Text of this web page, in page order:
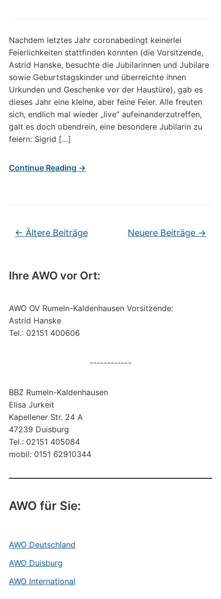
Ihre AWO vor Ort:
AWO OV Rumeln-Kaldenhausen Vorsitzende:
Astrid Hanske
Tel.: 02151 400606
------------
BBZ Rumeln-Kaldenhausen
Elisa Jurkeit
Kapellener Str. 24 A
47239 Duisburg
Tel.: 02151 405084
mobil: 0151 62910344
AWO für Sie:
AWO Deutschland
AWO Duisburg
AWO International
Nachdem letztes Jahr coronabedingt keinerlei
Feierlichkeiten stattfinden konnten (die Vorsitzende,
Astrid Hanske, besuchte die Jubilarinnen und Jubilare
sowie Geburtstagskinder und überreichte ihnen
Urkunden und Geschenke vor der Haustüre), gab es
dieses Jahr eine kleine, aber feine Feier. Alle freuten
sich, endlich mal wieder „live“ aufeinanderzutreffen,
galt es doch obendrein, eine besondere Jubilarin zu
feiern: Sigrid […]
Continue Reading →
Beitragsnavigation
← Ältere Beiträge Neuere Beiträge →